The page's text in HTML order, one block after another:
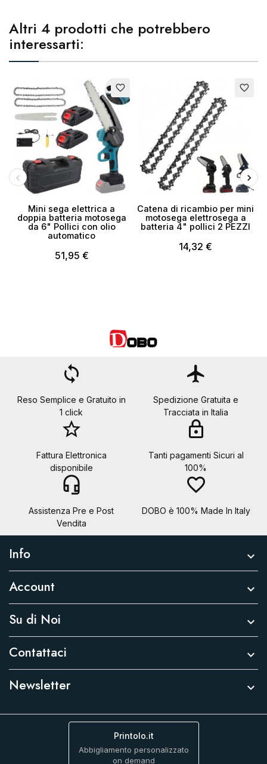
Altri 4 prodotti che potrebbero
interessarti:
favorite_border
Mini sega elettrica a
doppia batteria motosega
da 6" Pollici con olio
automatico
51,95 €
favorite_border
Catena di ricambio per mini
motosega elettrosega a
batteria 4" pollici 2 PEZZI
14,32 €
loop
Reso Semplice e Gratuito in
1 click
flight
Spedizione Gratuita e
Tracciata in Italia
star_border
Fattura Elettronica
disponibile
lock
Tanti pagamenti Sicuri al
100%
headset_mic
Assistenza Pre e Post
Vendita
favorite_border
DOBO è 100% Made In Italy
Info 
Account 
Su di Noi 
Contattaci 
Newsletter 
Printolo.it
Abbigliamento personalizzato
on demand